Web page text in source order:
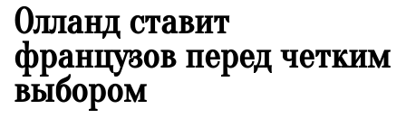
Олланд ставит
французов перед четким
выбором